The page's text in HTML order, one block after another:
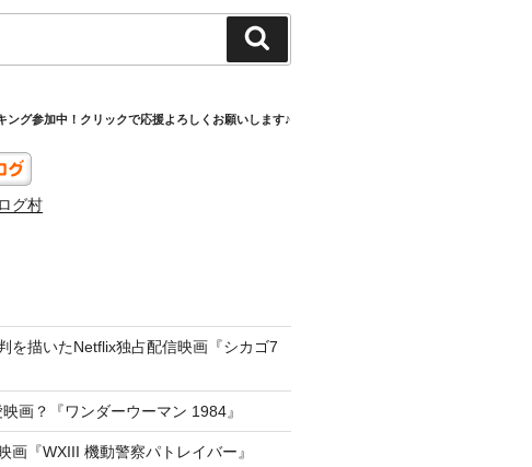
索
ング参加中！クリックで応援よろしくお願いします♪
グ村
を描いたNetflix独占配信映画『シカゴ7
画？『ワンダーウーマン 1984』
画『WXIII 機動警察パトレイバー』